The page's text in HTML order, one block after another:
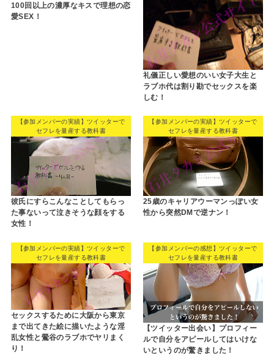
100回以上の濃厚なキスで理想の恋
愛SEX！
礼儀正しい愛想のいい女子大生と
ラブホ代は割り勘でセックスを楽
しむ！
【参加メンバーの実績】ツイッターで
セフレを量産する教科書
彼氏にすらこんなことしてもらっ
た事ないって泣きそうな顔をする
女性！
【参加メンバーの実績】ツイッターで
セフレを量産する教科書
25歳のキャリアウーマンっぽい女
性から突然DMで逆ナン！
【参加メンバーの実績】ツイッターで
セフレを量産する教科書
セックスするために大阪から東京
まで出てきた絵に描いたような淫
乱女性と鶯谷のラブホでヤリまく
り！
【参加メンバーの感想】ツイッターで
セフレを量産する教科書
【ツイッター出会い】プロフィー
ルで自分をアピールしてはいけな
いというのが驚きました！